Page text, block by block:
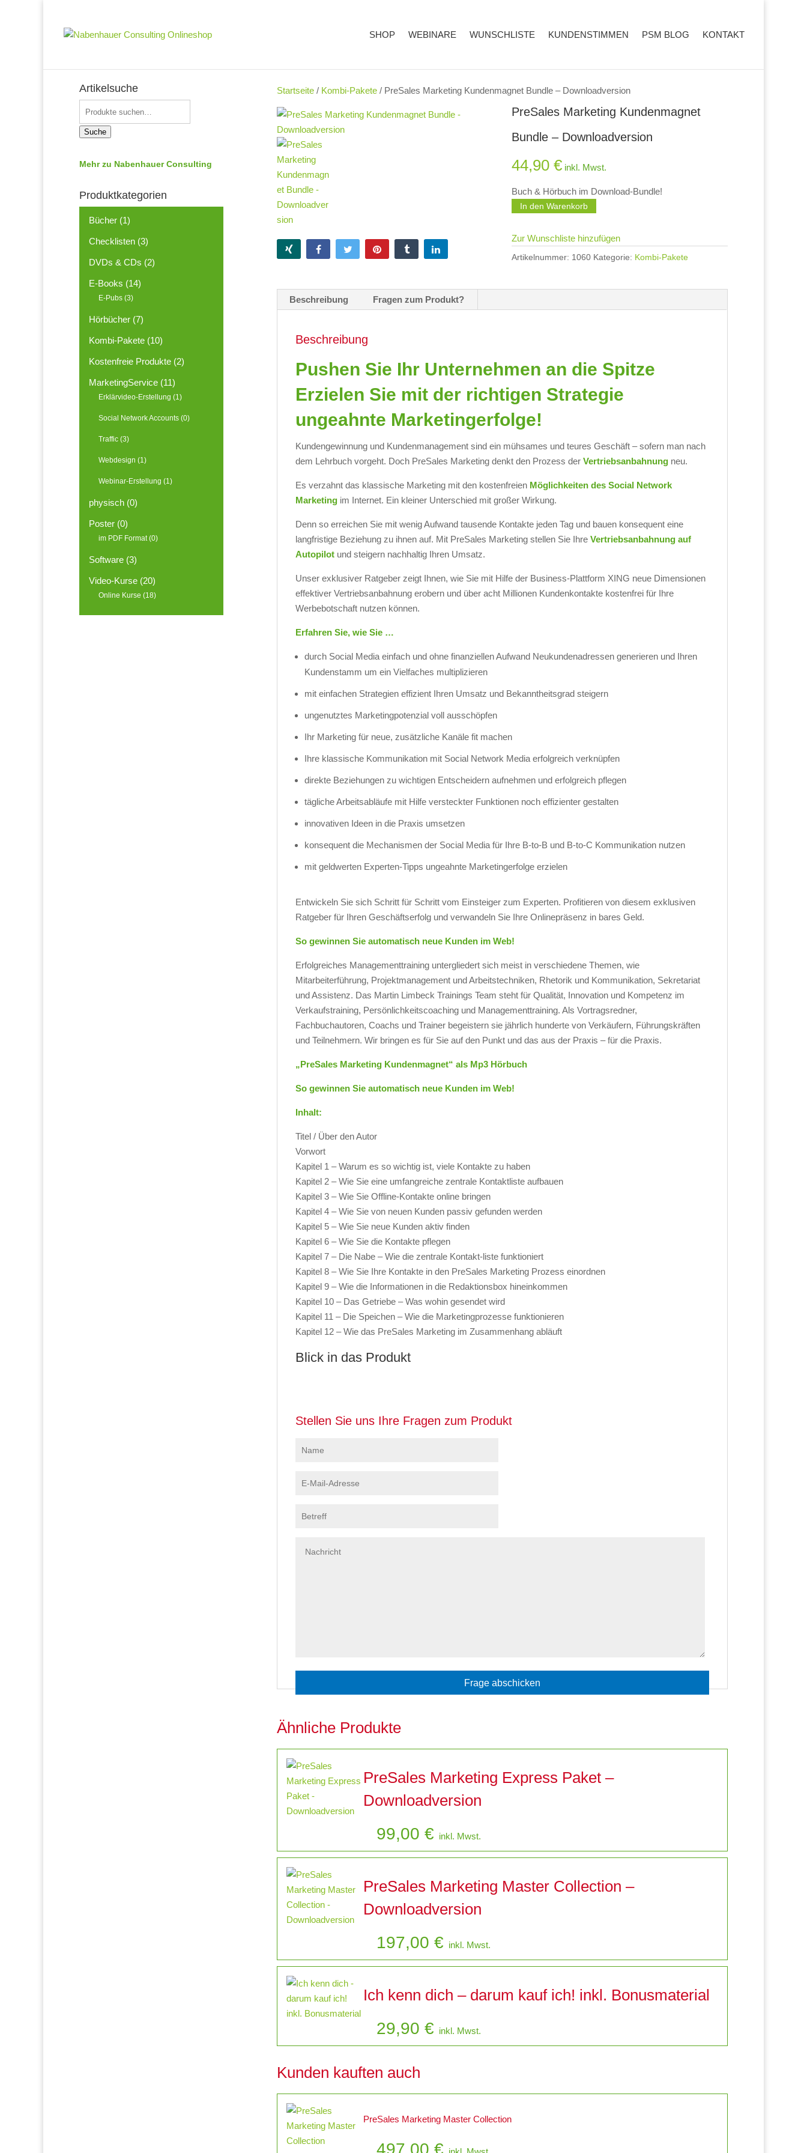
SHOP WEBINARE WUNSCHLISTE KUNDENSTIMMEN PSM BLOG KONTAKT
Startseite / Kombi-Pakete / PreSales Marketing Kundenmagnet Bundle – Downloadversion
PreSales Marketing Kundenmagnet
Bundle – Downloadversion
44,90 € inkl. Mwst.
Buch & Hörbuch im Download-Bundle!
In den Warenkorb
Zur Wunschliste hinzufügen
Artikelnummer: 1060 Kategorie: Kombi-Pakete
Beschreibung Fragen zum Produkt?
Beschreibung
Pushen Sie Ihr Unternehmen an die Spitze
Erzielen Sie mit der richtigen Strategie
ungeahnte Marketingerfolge!
Kundengewinnung und Kundenmanagement sind ein mühsames und teures Geschäft – sofern man nach
dem Lehrbuch vorgeht. Doch PreSales Marketing denkt den Prozess derVertriebsanbahnung neu.
Es verzahnt das klassische Marketing mit den kostenfreien Möglichkeiten des Social Network
Marketing im Internet. Ein kleiner Unterschied mit großer Wirkung.
Denn so erreichen Sie mit wenig Aufwand tausende Kontakte jeden Tag und bauen konsequent eine
langfristige Beziehung zu ihnen auf. Mit PreSales Marketing stellen Sie IhreVertriebsanbahnung auf
Autopilot und steigern nachhaltig Ihren Umsatz.
Unser exklusiver Ratgeber zeigt Ihnen, wie Sie mit Hilfe der Business-Plattform XING neue Dimensionen
effektiver Vertriebsanbahnung erobern und über acht Millionen Kundenkontakte kostenfrei für Ihre
Werbebotschaft nutzen können.
Erfahren Sie, wie Sie …
durch Social Media einfach und ohne finanziellen Aufwand Neukundenadressen generieren und Ihren
Kundenstamm um ein Vielfaches multiplizieren
mit einfachen Strategien effizient Ihren Umsatz und Bekanntheitsgrad steigern
ungenutztes Marketingpotenzial voll ausschöpfen
Ihr Marketing für neue, zusätzliche Kanäle fit machen
Ihre klassische Kommunikation mit Social Network Media erfolgreich verknüpfen
direkte Beziehungen zu wichtigen Entscheidern aufnehmen und erfolgreich pflegen
tägliche Arbeitsabläufe mit Hilfe versteckter Funktionen noch effizienter gestalten
innovativen Ideen in die Praxis umsetzen
konsequent die Mechanismen der Social Media für Ihre B-to-B und B-to-C Kommunikation nutzen
mit geldwerten Experten-Tipps ungeahnte Marketingerfolge erzielen
Entwickeln Sie sich Schritt für Schritt vom Einsteiger zum Experten. Profitieren von diesem exklusiven
Ratgeber für Ihren Geschäftserfolg und verwandeln Sie Ihre Onlinepräsenz in bares Geld.
So gewinnen Sie automatisch neue Kunden im Web!
Erfolgreiches Managementtraining untergliedert sich meist in verschiedene Themen, wie
Mitarbeiterführung, Projektmanagement und Arbeitstechniken, Rhetorik und Kommunikation, Sekretariat
und Assistenz. Das Martin Limbeck Trainings Team steht für Qualität, Innovation und Kompetenz im
Verkaufstraining, Persönlichkeitscoaching und Managementtraining. Als Vortragsredner,
Fachbuchautoren, Coachs und Trainer begeistern sie jährlich hunderte von Verkäufern, Führungskräften
und Teilnehmern. Wir bringen es für Sie auf den Punkt und das aus der Praxis – für die Praxis.
„PreSales Marketing Kundenmagnet“ als Mp3 Hörbuch
So gewinnen Sie automatisch neue Kunden im Web!
Inhalt:
Titel / Über den Autor
Vorwort
Kapitel 1 – Warum es so wichtig ist, viele Kontakte zu haben
Kapitel 2 – Wie Sie eine umfangreiche zentrale Kontaktliste aufbauen
Kapitel 3 – Wie Sie Offline-Kontakte online bringen
Kapitel 4 – Wie Sie von neuen Kunden passiv gefunden werden
Kapitel 5 – Wie Sie neue Kunden aktiv finden
Kapitel 6 – Wie Sie die Kontakte pflegen
Kapitel 7 – Die Nabe – Wie die zentrale Kontakt-liste funktioniert
Kapitel 8 – Wie Sie Ihre Kontakte in den PreSales Marketing Prozess einordnen
Kapitel 9 – Wie die Informationen in die Redaktionsbox hineinkommen
Kapitel 10 – Das Getriebe – Was wohin gesendet wird
Kapitel 11 – Die Speichen – Wie die Marketingprozesse funktionieren
Kapitel 12 – Wie das PreSales Marketing im Zusammenhang abläuft
Blick in das Produkt
Stellen Sie uns Ihre Fragen zum Produkt
Ähnliche Produkte
PreSales Marketing Express Paket –
Downloadversion
99,00 € inkl. Mwst.
PreSales Marketing Master Collection –
Downloadversion
197,00 € inkl. Mwst.
Ich kenn dich – darum kauf ich! inkl. Bonusmaterial
29,90 € inkl. Mwst.
Kunden kauften auch
PreSales Marketing Master Collection
497,00 €
Artikelsuche
Suche
Mehr zu Nabenhauer Consulting
Produktkategorien
Bücher (1)
Checklisten (3)
DVDs & CDs (2)
E-Books (14)
E-Pubs (3)
Hörbücher (7)
Kombi-Pakete (10)
Kostenfreie Produkte (2)
MarketingService (11)
Erklärvideo-Erstellung (1)
Social Network Accounts (0)
Traffic (3)
Webdesign (1)
Webinar-Erstellung (1)
physisch (0)
Poster (0)
im PDF Format (0)
Software (3)
Video-Kurse (20)
Online Kurse (18)